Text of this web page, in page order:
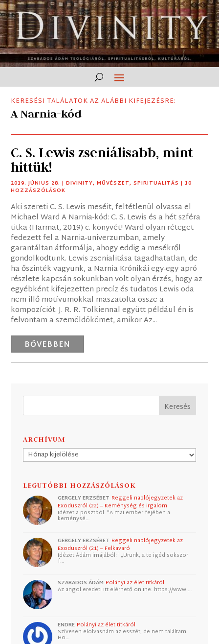
KERESÉSI TALÁLATOK AZ ALÁBBI KIFEJEZÉSRE:
A Narnia-kód
C. S. Lewis zseniálisabb, mint
hittük!
2019. JÚNIUS 28. |DIVINITY,MŰVÉSZET,SPIRITUALITÁS | 10
HOZZÁSZÓLÁSOK
Aki szereti C. S. Lewis meséit, feltétlenül olvassa el
Michael Ward A Narnia-kód: C. S. Lewis és a hét szféra
titka (Harmat, 2019) c. könyvét! Ward olyan réteget
fedezett fel a Narnia-univerzumban, amely
garantáltan átformálja, ahogy eddig a mesékről
gondolkodtunk. Lewis zsenialitása tagadhatatlan, de
ha őszinték vagyunk, a Narnia Krónikái egy-egy apró
részlete kapcsán sokunkban volt olyan érzés, hogy az
egyébként kifejezetten precíz és tudatos Lewis oda
nem illő motívumokkal maszatolta össze a
kompozíciót. J. R. R. Tolkiennal együtt például én is
felvontam a szemöldökömet, amikor Az...
BŐVEBBEN
ARCHÍVUM
Archívum
LEGUTÓBBI HOZZÁSZÓLÁSOK
GERGELY ERZSÉBET Reggeli naplójegyzetek az
Exoduszról (22) – Keménység és irgalom
Idézet a posztból: "A mai ember fejében a
keménysé…
GERGELY ERZSÉBET Reggeli naplójegyzetek az
Exoduszról (21) – Felkavaró
Idézet Ádám imájából: "„Urunk, a te igéd sokszor
f…
SZABADOS ÁDÁM Polányi az élet titkáról
Az angol eredeti itt elérhető online: https://www.…
ENDRE Polányi az élet titkáról
Szívesen elolvasnám az esszét, de nem találtam.
Ho…